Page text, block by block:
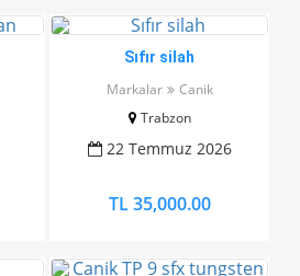
Sıfır silah
Markalar
Canik
Trabzon
22 Temmuz 2026
TL 35,000.00